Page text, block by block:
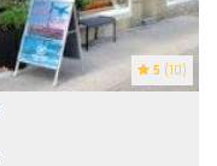
5 (10)